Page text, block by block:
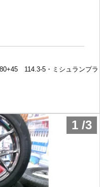
114.3-5・ミシュランプラ
1 /3